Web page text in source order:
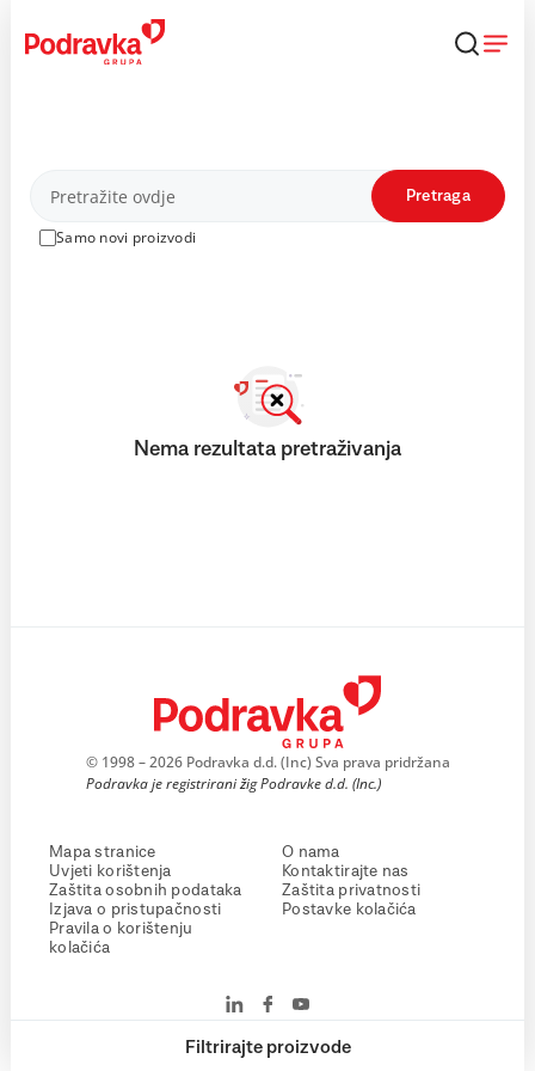
content
Proizvodi
Samo novi proizvodi
Pretraga
Filtrirajte proizvode
Nema rezultata pretraživanja
© 1998 – 2026 Podravka d.d. (Inc) Sva prava pridržana
Podravka je registrirani žig Podravke d.d. (Inc.)
Mapa stranice
Uvjeti korištenja
Zaštita osobnih podataka
Izjava o pristupačnosti
Pravila o korištenju
kolačića
O nama
Kontaktirajte nas
Zaštita privatnosti
Postavke kolačića